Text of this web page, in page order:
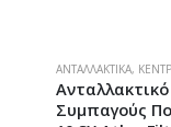
ΑΝΤΑΛΛΑΚΤΙΚΆ,
Συμπαγούς